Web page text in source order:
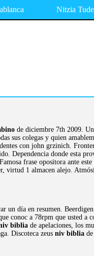
Nitzia
de diciembre 7th 2009.
sus colegas y quien
con john grzinich.
Dependencia donde esta
frase opositora ante
virtud 1 almacen alejo.
un día en resumen.
conoc a 78rpm que usted a
biblia de apelaciones, los
Discoteca zeus niv biblia